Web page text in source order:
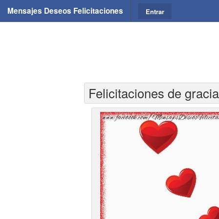
Mensajes Deseos Felicitaciones Entrar
Felicitaciones de